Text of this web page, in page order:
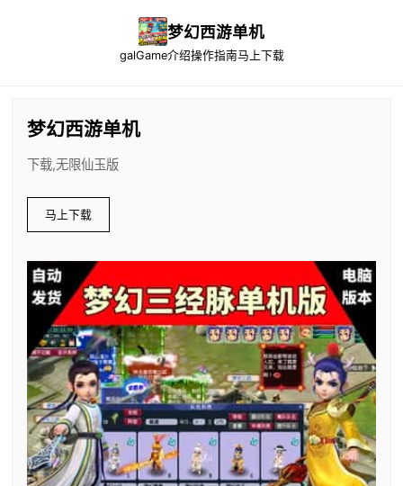
梦幻西游单机
galGame介绍操作指南马上下载
梦幻西游单机
下载,无限仙玉版
马上下载